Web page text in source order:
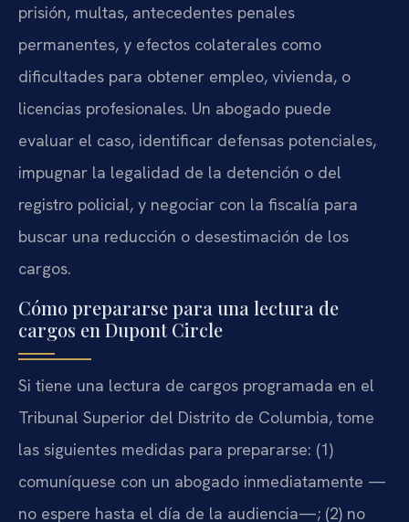
prisión, multas, antecedentes penales
permanentes, y efectos colaterales como
dificultades para obtener empleo, vivienda, o
licencias profesionales. Un abogado puede
evaluar el caso, identificar defensas potenciales,
impugnar la legalidad de la detención o del
registro policial, y negociar con la fiscalía para
buscar una reducción o desestimación de los
cargos.
Cómo prepararse para una lectura de
cargos en Dupont Circle
Si tiene una lectura de cargos programada en el
Tribunal Superior del Distrito de Columbia, tome
las siguientes medidas para prepararse: (1)
comuníquese con un abogado inmediatamente —
no espere hasta el día de la audiencia—; (2) no